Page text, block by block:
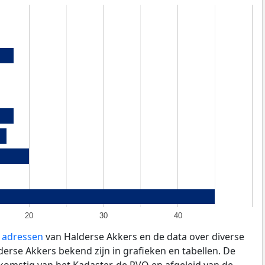
20 30 40
van Halderse Akkers en de data over diverse
Akkers bekend zijn in grafieken en tabellen. De